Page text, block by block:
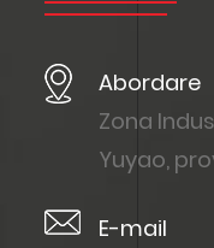
Abordare
Zona
Yuyao,
E-mail